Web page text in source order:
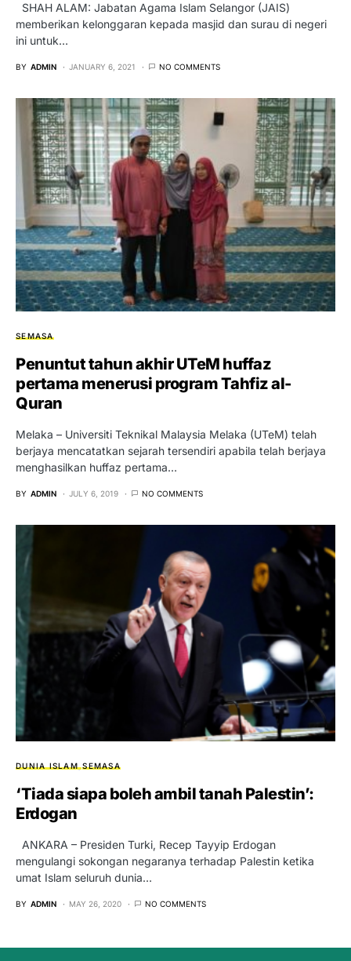
SHAH ALAM: Jabatan Agama Islam Selangor (JAIS)
memberikan kelonggaran kepada masjid dan surau di negeri
ini untuk…
BY ADMIN JANUARY 6, 2021 NO COMMENTS
SEMASA
Penuntut tahun akhir UTeM huffaz
pertama menerusi program Tahfiz al-
Quran
Melaka – Universiti Teknikal Malaysia Melaka (UTeM) telah
berjaya mencatatkan sejarah tersendiri apabila telah berjaya
menghasilkan huffaz pertama…
BY ADMIN JULY 6, 2019 NO COMMENTS
DUNIA ISLAM SEMASA
‘Tiada siapa boleh ambil tanah Palestin’:
Erdogan
ANKARA – Presiden Turki, Recep Tayyip Erdogan
mengulangi sokongan negaranya terhadap Palestin ketika
umat Islam seluruh dunia…
BY ADMIN MAY 26, 2020 NO COMMENTS